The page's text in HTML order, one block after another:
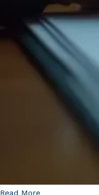
Read More